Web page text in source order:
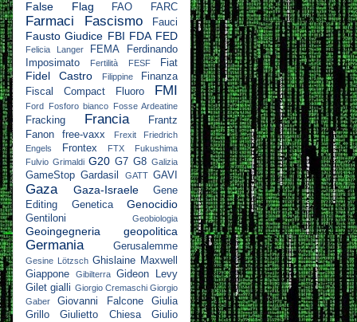
False Flag
FAO FARC
Farmaci Fascismo Fauci
Fausto Giudice FBI FDA FED
Felicia Langer FEMA
Ferdinando
Imposimato
Fertilità FESF Fiat
Fidel Castro Filippine
Finanza
Fiscal Compact
Fluoro FMI
Ford Fosforo bianco Fosse Ardeatine
Fracking Francia
Frantz
Fanon
free-vaxx Frexit
Friedrich
Engels
Frontex FTX
Fukushima
Fulvio Grimaldi G20 G7 G8 Galizia
GameStop Gardasil GATT GAVI
Gaza Gaza-Israele
Gene
Editing
Genetica Genocidio
Gentiloni Geobiologia
Geoingegneria geopolitica
Germania Gerusalemme
Gesine Lötzsch Ghislaine Maxwell
Giappone
Gibilterra Gideon Levy
Gilet gialli Giorgio Cremaschi Giorgio
Gaber
Giovanni Falcone
Giulia
Grillo
Giulietto Chiesa
Giulio